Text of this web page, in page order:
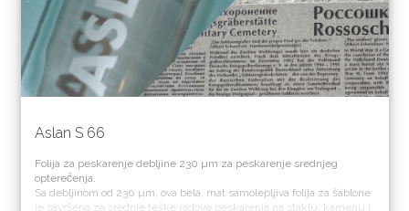
Aslan S 66
Folija za peskarenje debljine 230 µm za peskarenje srednjeg
opterećenja.
Sa debljinom od 230 µm, ova bela, mat samolepljiva folija za šablone
je savršena za srednje teške radove peskarenja na staklu, kamenu i